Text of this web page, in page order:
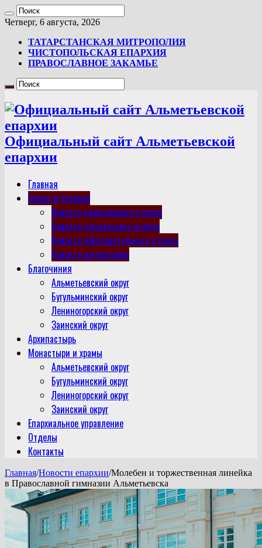
Четверг, 6 августа, 2026
ТАТАРСТАНСКАЯ МИТРОПОЛИЯ
ЧИСТОПОЛЬСКАЯ ЕПАРХИЯ
ПРАВОСЛАВНОЕ ЗАКАМЬЕ
Официальный сайт Альметьевской
епархии
Главная
Новости Епархии
Новости молодежного отдела
Новости социального отдела
Новости образовательного отдела
Новости митрополии
Благочиния
Альметьевский округ
Бугульминский округ
Лениногорский округ
Заинский округ
Архипастырь
Монастыри и храмы
Альметьевский округ
Бугульминский округ
Лениногорский округ
Заинский округ
Епархиальное управление
Отделы
Контакты
Главная/Новости епархии/Молебен и торжественная линейка
в Православной гимназии Альметьевска